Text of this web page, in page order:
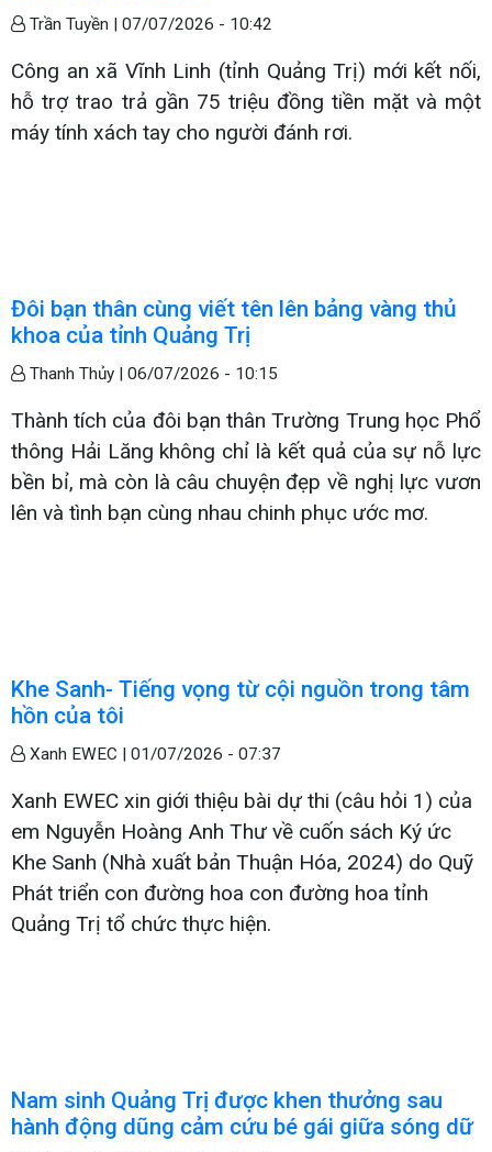
Trần Tuyền | 07/07/2026 - 10:42
Công an xã Vĩnh Linh (tỉnh Quảng Trị) mới kết nối,
hỗ trợ trao trả gần 75 triệu đồng tiền mặt và một
máy tính xách tay cho người đánh rơi.
Đôi bạn thân cùng viết tên lên bảng vàng thủ
khoa của tỉnh Quảng Trị
Thanh Thủy | 06/07/2026 - 10:15
Thành tích của đôi bạn thân Trường Trung học Phổ
thông Hải Lăng không chỉ là kết quả của sự nỗ lực
bền bỉ, mà còn là câu chuyện đẹp về nghị lực vươn
lên và tình bạn cùng nhau chinh phục ước mơ.
Khe Sanh- Tiếng vọng từ cội nguồn trong tâm
hồn của tôi
Xanh EWEC | 01/07/2026 - 07:37
Xanh EWEC xin giới thiệu bài dự thi (câu hỏi 1) của
em Nguyễn Hoàng Anh Thư về cuốn sách Ký ức
Khe Sanh (Nhà xuất bản Thuận Hóa, 2024) do Quỹ
Phát triển con đường hoa con đường hoa tỉnh
Quảng Trị tổ chức thực hiện.
Nam sinh Quảng Trị được khen thưởng sau
hành động dũng cảm cứu bé gái giữa sóng dữ